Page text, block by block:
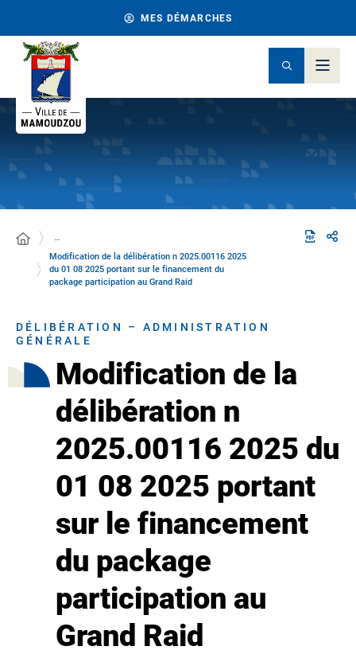
MES DÉMARCHES
…
Modification de la délibération n 2025.00116 2025
du 01 08 2025 portant sur le financement du
package participation au Grand Raid
DÉLIBÉRATION – ADMINISTRATION
GÉNÉRALE
Modification de la
délibération n
2025.00116 2025 du
01 08 2025 portant
sur le financement
du package
participation au
Grand Raid